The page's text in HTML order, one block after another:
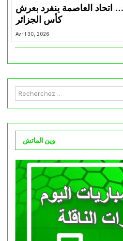
اتحاد العاصمة ينفرد بعرش
كأس الجزائر
Avril 30, 2026
وين الماتش